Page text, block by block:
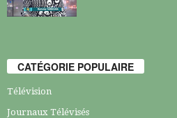
CATÉGORIE POPULAIRE
Télévision
Journaux Télévisés